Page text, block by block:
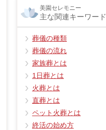
美園セレモニー
主な関連キーワード
葬儀の種類
葬儀の流れ
家族葬とは
1日葬とは
火葬とは
直葬とは
ペット火葬とは
終活の始め方